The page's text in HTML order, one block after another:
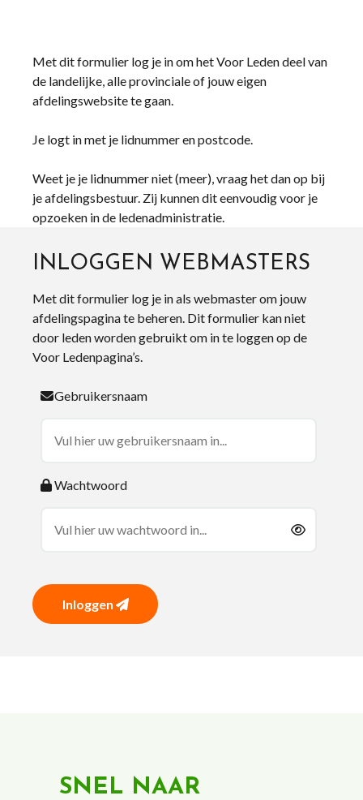
Met dit formulier log je in om het Voor Leden deel van
de landelijke, alle provinciale of jouw eigen
afdelingswebsite te gaan.
Je logt in met je lidnummer en postcode.
Weet je je lidnummer niet (meer), vraag het dan op bij
je afdelingsbestuur. Zij kunnen dit eenvoudig voor je
opzoeken in de ledenadministratie.
INLOGGEN WEBMASTERS
Met dit formulier log je in als webmaster om jouw
afdelingspagina te beheren. Dit formulier kan niet
door leden worden gebruikt om in te loggen op de
Voor Ledenpagina’s.
Gebruikersnaam
Wachtwoord
Inloggen
SNEL NAAR